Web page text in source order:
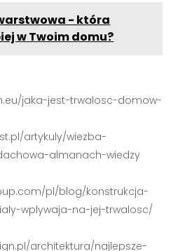
- która
w Twoim domu?
jaka-jest-trwalosc-domow-
artykuly/wiezba-
almanach-wiedzy
pl/blog/konstrukcja-
wplywaja-na-jej-trwalosc/
architektura/najlepsze-